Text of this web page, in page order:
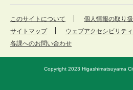
このサイトについて
個人情報の取り
サイトマップ
ウェブアクセシビリテ
各課へのお問い合わせ
Copyright 2023 Higashimatsuyama